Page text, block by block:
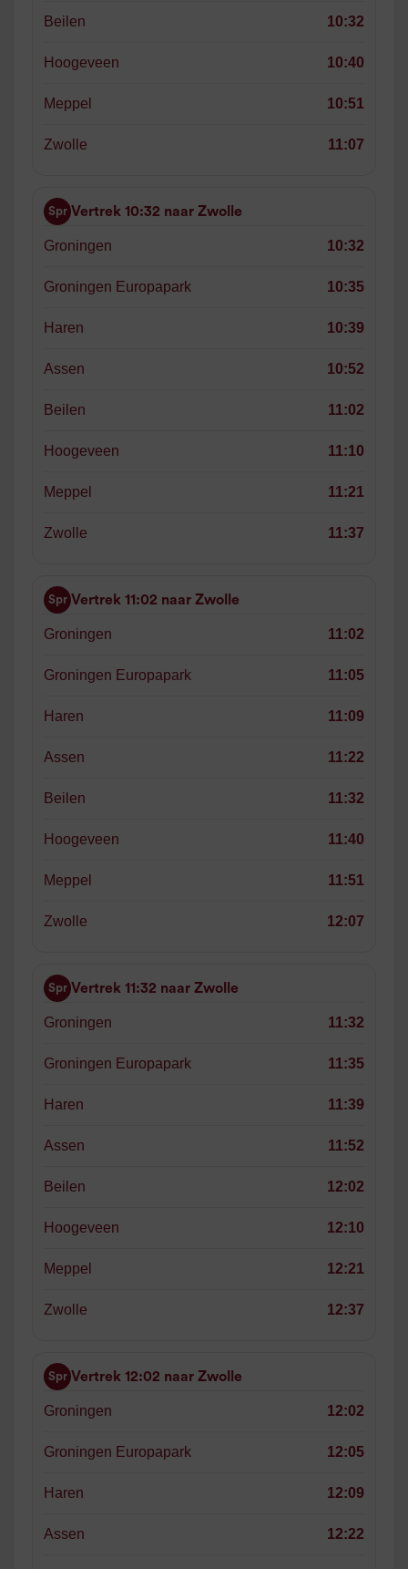
Beilen 10:32
Hoogeveen 10:40
Meppel 10:51
Zwolle 11:07
Spr Vertrek 10:32 naar Zwolle
Groningen 10:32
Groningen Europapark 10:35
Haren 10:39
Assen 10:52
Beilen 11:02
Hoogeveen 11:10
Meppel 11:21
Zwolle 11:37
Spr Vertrek 11:02 naar Zwolle
Groningen 11:02
Groningen Europapark 11:05
Haren 11:09
Assen 11:22
Beilen 11:32
Hoogeveen 11:40
Meppel 11:51
Zwolle 12:07
Spr Vertrek 11:32 naar Zwolle
Groningen 11:32
Groningen Europapark 11:35
Haren 11:39
Assen 11:52
Beilen 12:02
Hoogeveen 12:10
Meppel 12:21
Zwolle 12:37
Spr Vertrek 12:02 naar Zwolle
Groningen 12:02
Groningen Europapark 12:05
Haren 12:09
Assen 12:22